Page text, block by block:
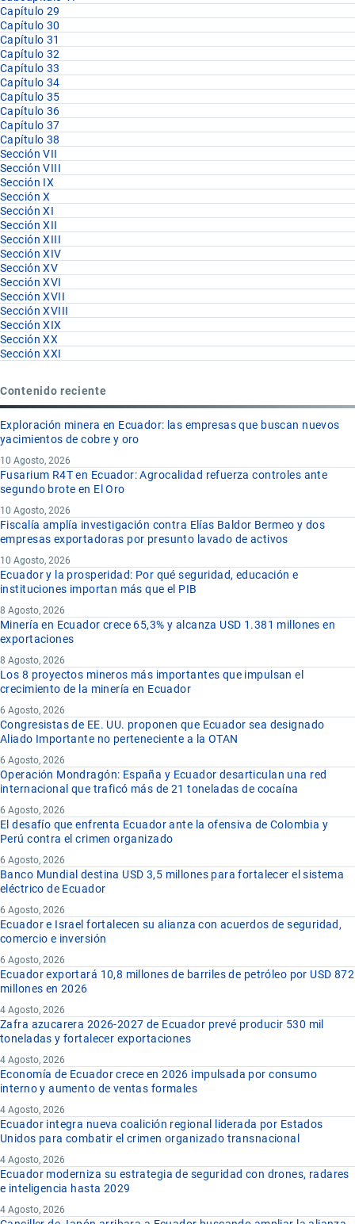
Capítulo 29
Capítulo 30
Capítulo 31
Capítulo 32
Capítulo 33
Capítulo 34
Capítulo 35
Capítulo 36
Capítulo 37
Capítulo 38
Sección VII
Sección VIII
Sección IX
Sección X
Sección XI
Sección XII
Sección XIII
Sección XIV
Sección XV
Sección XVI
Sección XVII
Sección XVIII
Sección XIX
Sección XX
Sección XXI
Contenido reciente
Exploración minera en Ecuador: las empresas que buscan nuevos
yacimientos de cobre y oro
10 Agosto, 2026
Fusarium R4T en Ecuador: Agrocalidad refuerza controles ante
segundo brote en El Oro
10 Agosto, 2026
Fiscalía amplía investigación contra Elías Baldor Bermeo y dos
empresas exportadoras por presunto lavado de activos
10 Agosto, 2026
Ecuador y la prosperidad: Por qué seguridad, educación e
instituciones importan más que el PIB
8 Agosto, 2026
Minería en Ecuador crece 65,3% y alcanza USD 1.381 millones en
exportaciones
8 Agosto, 2026
Los 8 proyectos mineros más importantes que impulsan el
crecimiento de la minería en Ecuador
6 Agosto, 2026
Congresistas de EE. UU. proponen que Ecuador sea designado
Aliado Importante no perteneciente a la OTAN
6 Agosto, 2026
Operación Mondragón: España y Ecuador desarticulan una red
internacional que traficó más de 21 toneladas de cocaína
6 Agosto, 2026
El desafío que enfrenta Ecuador ante la ofensiva de Colombia y
Perú contra el crimen organizado
6 Agosto, 2026
Banco Mundial destina USD 3,5 millones para fortalecer el sistema
eléctrico de Ecuador
6 Agosto, 2026
Ecuador e Israel fortalecen su alianza con acuerdos de seguridad,
comercio e inversión
6 Agosto, 2026
Ecuador exportará 10,8 millones de barriles de petróleo por USD 872
millones en 2026
4 Agosto, 2026
Zafra azucarera 2026-2027 de Ecuador prevé producir 530 mil
toneladas y fortalecer exportaciones
4 Agosto, 2026
Economía de Ecuador crece en 2026 impulsada por consumo
interno y aumento de ventas formales
4 Agosto, 2026
Ecuador integra nueva coalición regional liderada por Estados
Unidos para combatir el crimen organizado transnacional
4 Agosto, 2026
Ecuador moderniza su estrategia de seguridad con drones, radares
e inteligencia hasta 2029
4 Agosto, 2026